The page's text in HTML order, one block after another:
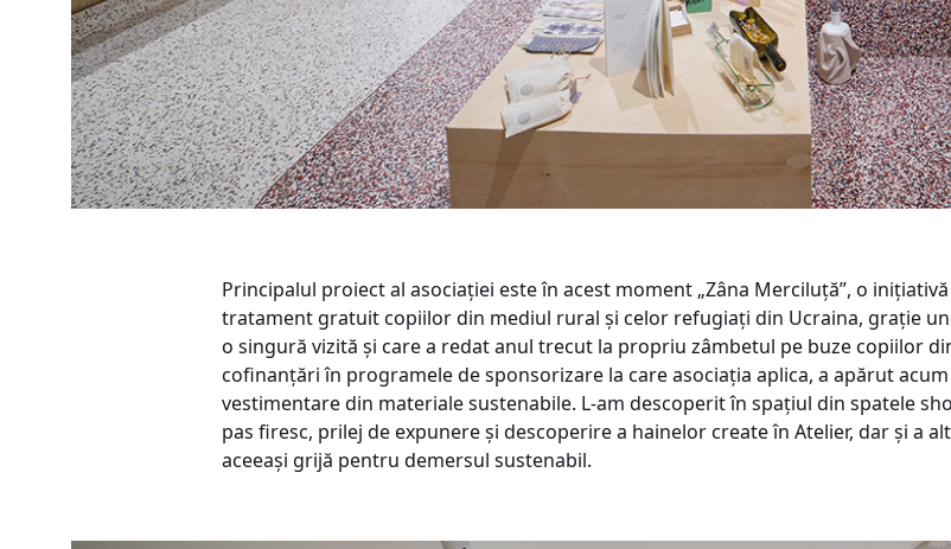
Principalul proiect al asociației este în acest moment „Zâna Merciluță”, o
tratament gratuit copiilor din mediul rural și celor refugiați din Ucraina, grație
o singură vizită și care a redat anul trecut la propriu zâmbetul pe buze copiilor
cofinanțări în programele de sponsorizare la care asociația aplica, a apărut
vestimentare din materiale sustenabile. L-am descoperit în spațiul din spatele
pas firesc, prilej de expunere și descoperire a hainelor create în Atelier, dar și a
aceeași grijă pentru demersul sustenabil.